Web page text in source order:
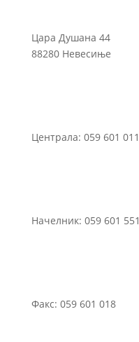
Цара Душана 44
88280 Невесиње
Централа: 059 601 011
Начелник: 059 601 551
Факс: 059 601 018